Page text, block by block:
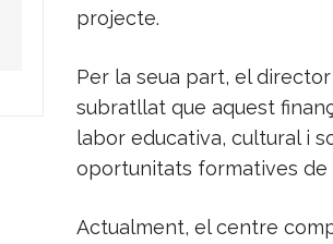
projecte.
Per la seua part, el
subratllat que aquest
labor educativa, cultural i
oportunitats formatives de
Actualment, el centre